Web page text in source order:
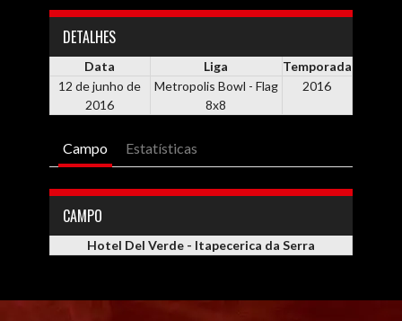
DETALHES
Data Liga
Temporada
12 de junho de
2016
Metropolis Bowl - Flag
8x8
2016
Campo Estatísticas
CAMPO
Hotel Del Verde - Itapecerica da Serra